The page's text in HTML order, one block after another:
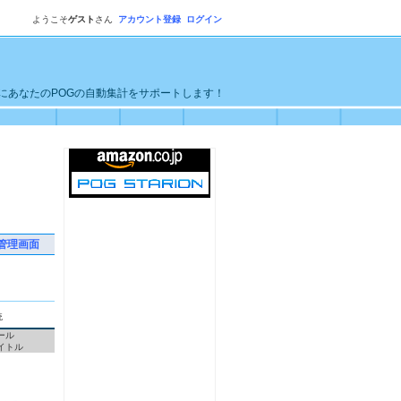
ようこそゲスト さん アカウント登録 ログイン
なたのPOGの自動集計をサポートします！
理画面
ル
トル